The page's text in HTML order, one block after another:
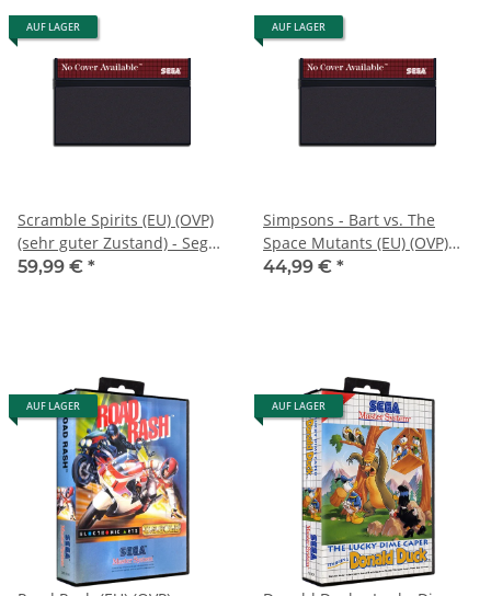
AUF LAGER
Scramble Spirits (EU) (OVP)
(sehr guter Zustand) - Sega
Master System
59,99 € *
AUF LAGER
Simpsons - Bart vs. The
Space Mutants (EU) (OVP)
(sehr guter Zustand) - Sega
44,99 € *
AUF LAGER AUF LAGER